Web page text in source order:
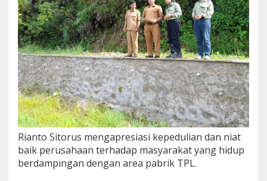
Rianto Sitorus mengapresiasi kepedulian dan niat
baik perusahaan terhadap masyarakat yang hidup
berdampingan dengan area pabrik TPL.